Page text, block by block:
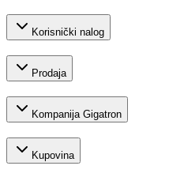
Korisnički nalog
Prodaja
Kompanija Gigatron
Kupovina